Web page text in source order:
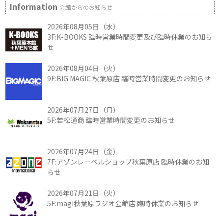
Information会館からのお知らせ
2026年08月05日（水）
3F:K-BOOKS 臨時営業時間変更及び臨時休業のお知ら
せ
2026年08月04日（火）
9F:BIG MAGIC 秋葉原店 臨時営業時間変更のお知らせ
2026年07月27日（月）
5F:若松通商 臨時営業時間変更のお知らせ
2026年07月24日（金）
7F:アゾンレーベルショップ秋葉原店 臨時休業のお知
らせ
2026年07月21日（火）
5F:magi秋葉原ラジオ会館店 臨時休業のお知らせ